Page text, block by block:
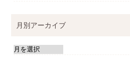
月別アーカイブ